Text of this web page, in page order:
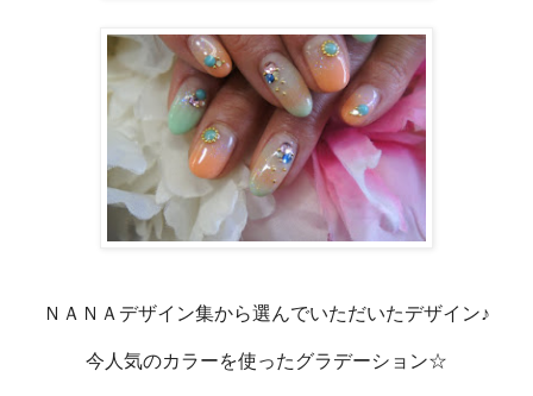
ＮＡＮＡデザイン集から選んでいただいたデザイン♪
今人気のカラーを使ったグラデーション☆